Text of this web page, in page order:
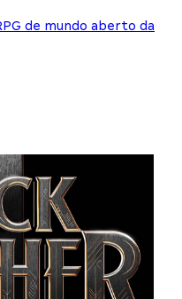
de mundo aberto da